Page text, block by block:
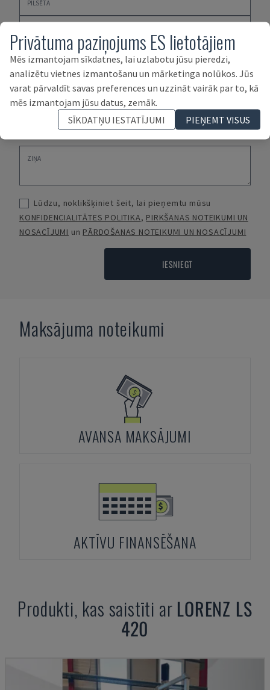
Lūdzu, noklikšķiniet šeit, lai pieņemtu mūsu
KONFIDENCIALITĀTES POLITIKA, PIRKŠANAS NOTEIKUMI UN
NOSACĪJUMI un PĀRDOŠANAS NOTEIKUMI UN NOSACĪJUMI
IESNIEGT
Maksājuma noteikumi
AVANSA MAKSĀJUMI
AKTĪVU FINANSĒŠANA
Produkti, kas saistīti ar LORENZ LS
420
Privātuma paziņojums ES lietotājiem
Mēs izmantojam sīkdatnes, lai uzlabotu jūsu pieredzi,
analizētu vietnes izmantošanu un mārketinga nolūkos. Jūs
varat pārvaldīt savas preferences un uzzināt vairāk par to, kā
mēs izmantojam jūsu datus, zemāk.
SĪKDATŅU IESTATĪJUMI
PIEŅEMT VISUS